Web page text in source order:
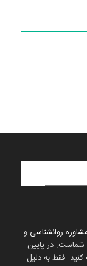
مشاوره روانشناسی و
در پایین
فقط به دلیل